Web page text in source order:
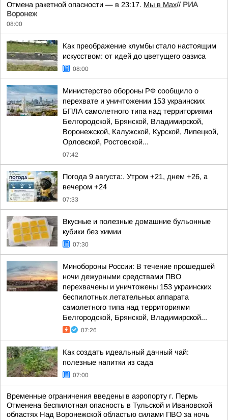
Отмена ракетной опасности — в 23:17. Мы в Мах// РИА
Воронеж
08:00
Как преображение клумбы стало настоящим
искусством: от идей до цветущего оазиса
08:00
Министерство обороны РФ сообщило о
перехвате и уничтожении 153 украинских
БПЛА самолетного типа над территориями
Белгородской, Брянской, Владимирской,
Воронежской, Калужской, Курской, Липецкой,
Орловской, Ростовской...
07:42
Погода 9 августа:. Утром +21, днем +26, а
вечером +24
07:33
Вкусные и полезные домашние бульонные
кубики без химии
07:30
Минобороны России: В течение прошедшей
ночи дежурными средствами ПВО
перехвачены и уничтожены 153 украинских
беспилотных летательных аппарата
самолетного типа над территориями
Белгородской, Брянской, Владимирской...
07:26
Как создать идеальный дачный чай:
полезные напитки из сада
07:00
Временные ограничения введены в аэропорту г. Пермь
Отменена беспилотная опасность в Тульской и Ивановской
областях Над Воронежской областью силами ПВО за ночь